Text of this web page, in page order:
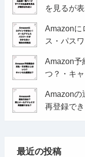
を見るが
Amazonに
ス・パス
Amazon予
つ？・キ
Amazonの
再登録でき
最近の投稿